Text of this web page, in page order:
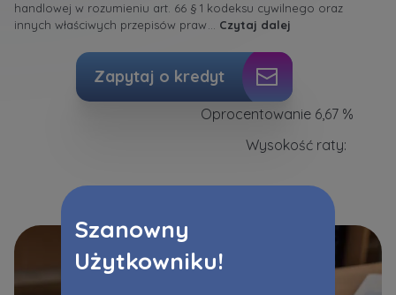
Szanowny
Użytkowniku!
Oprocentowanie 6,67 %
Wysokość raty:
Zapytaj o kredyt
handlowej w rozumieniu art. 66 § 1 kodeksu cywilnego oraz
innych właściwych przepisów praw... Czytaj dalej